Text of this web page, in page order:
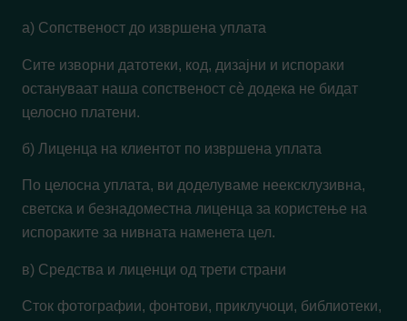
а) Сопственост до извршена уплата
Сите изворни датотеки, код, дизајни и испораки
остануваат наша сопственост сè додека не бидат
целосно платени.
б) Лиценца на клиентот по извршена уплата
По целосна уплата, ви доделуваме неексклузивна,
светска и безнадоместна лиценца за користење на
испораките за нивната наменета цел.
в) Средства и лиценци од трети страни
Сток фотографии, фонтови, приклучоци, библиотеки,